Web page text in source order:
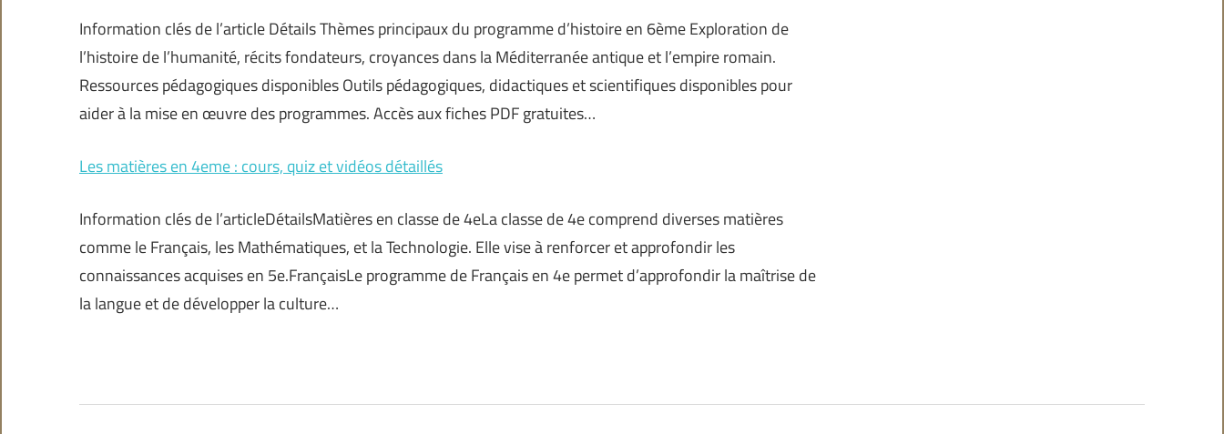
Information clés de l’article Détails Thèmes principaux du programme d’histoire en 6ème Exploration de
l’histoire de l’humanité, récits fondateurs, croyances dans la Méditerranée antique et l’empire romain.
Ressources pédagogiques disponibles Outils pédagogiques, didactiques et scientifiques disponibles pour
aider à la mise en œuvre des programmes. Accès aux fiches PDF gratuites…
Les matières en 4eme : cours, quiz et vidéos détaillés
Information clés de l’articleDétailsMatières en classe de 4eLa classe de 4e comprend diverses matières
comme le Français, les Mathématiques, et la Technologie. Elle vise à renforcer et approfondir les
connaissances acquises en 5e.FrançaisLe programme de Français en 4e permet d’approfondir la maîtrise de
la langue et de développer la culture…